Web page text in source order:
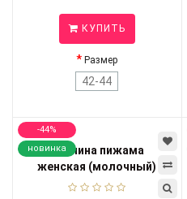
КУПИТЬ
Размер
42-44
-44%
новинка